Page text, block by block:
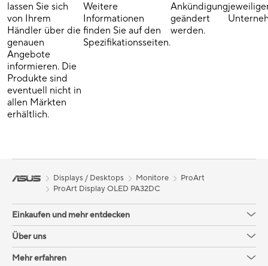
lassen Sie sich
von Ihrem
Händler über die
genauen
Angebote
informieren. Die
Produkte sind
eventuell nicht in
allen Märkten
erhältlich.
Weitere
Informationen
finden Sie auf den
Spezifikationsseiten.
Ankündigung
geändert
werden.
Displays / Desktops Monitore
ProArt
ProArt Display OLED PA32DC
Einkaufen und mehr entdecken
Über uns
Mehr erfahren